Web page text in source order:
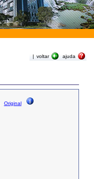
| voltar ajuda
Original